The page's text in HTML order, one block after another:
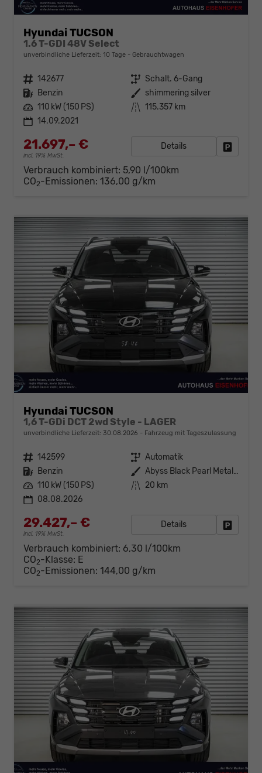
Hyundai TUCSON
1.6 T-GDI 48V Select
unverbindliche Lieferzeit: 10 Tage Gebrauchtwagen
Fahrzeugnr. 142677 Getriebe Schalt. 6-Gang
Kraftstoff Benzin Außenfarbe shimmering silver
Leistung 110 kW (150 PS) Kilometerstand 115.357 km
14.09.2021
21.697,– €
incl. 19% MwSt.
Details
Verbrauch kombiniert: 5,90 l/100km
CO2-Emissionen: 136,00 g/km
Hyundai TUCSON
1,6 T-GDi DCT 2wd Style - LAGER
unverbindliche Lieferzeit: 30.08.2026 Fahrzeug mit Tageszulassung
Fahrzeugnr. 142599 Getriebe Automatik
Kraftstoff Benzin Außenfarbe
Abyss Black Pearl Metallic ()
Leistung 110 kW (150 PS) Kilometerstand 20 km
08.08.2026
29.427,– €
incl. 19% MwSt.
Details
Verbrauch kombiniert: 6,30 l/100km
CO2-Klasse: E
CO2-Emissionen: 144,00 g/km